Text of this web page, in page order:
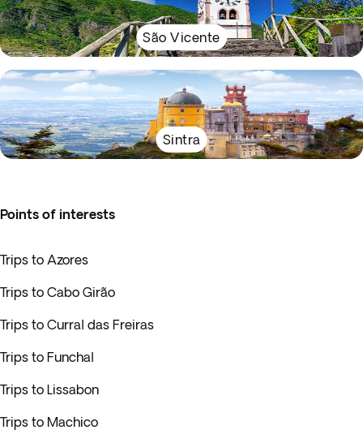
São Vicente
Sintra
Points of interests
Trips to Azores
Trips to Cabo Girão
Trips to Curral das Freiras
Trips to Funchal
Trips to Lissabon
Trips to Machico